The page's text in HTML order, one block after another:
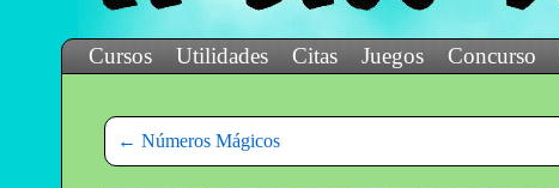
Cursos Utilidades Citas Juegos Concurso
← Números Mágicos